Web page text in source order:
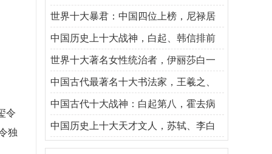
令
独
世界十大暴君：中国四位上榜，尼禄居
中国历史上十大战神，白起、韩信排前
世界十大著名女性统治者，伊丽莎白一
中国古代最著名十大书法家，王羲之、
中国古代十大战神：白起第八，霍去病
中国历史上十大天才文人，苏轼、李白